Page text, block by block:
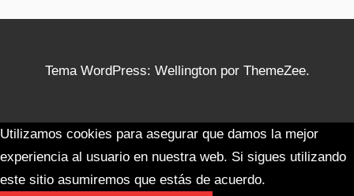
Tema WordPress: Wellington por ThemeZee.
Utilizamos cookies para asegurar que damos la mejor
experiencia al usuario en nuestra web. Si sigues utilizando
este sitio asumiremos que estás de acuerdo.